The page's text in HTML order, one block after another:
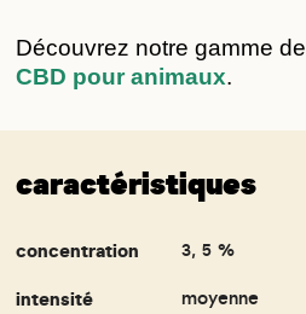
Découvrez notre gamme de
CBD pour animaux.
caractéristiques
concentration
3, 5 %
intensité
moyenne